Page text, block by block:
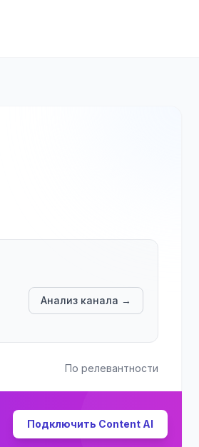
Анализ канала →
По релевантности
Подключить Content AI